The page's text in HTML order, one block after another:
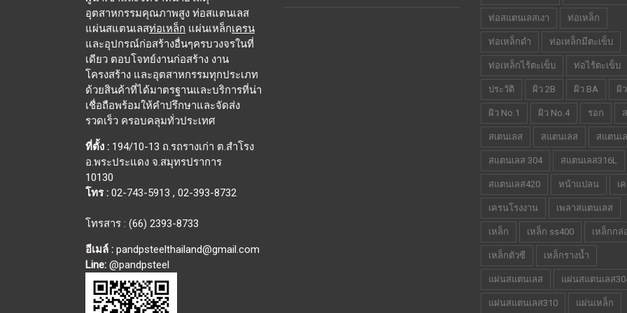
อุตสาหกรรมคุณภาพสูง ท่อสแตนเลส
แผ่นสแตนเลสท่อเหล็ก แผ่นเหล็กเครน
และอุปกรณ์ก่อสร้างอื่นๆครบวงจรในที่
เดียว ตอบโจทย์งานก่อสร้าง งาน
โครงสร้าง และอุตสาหกรรมทุกประเภท
ด้วยสินค้าที่ได้มาตรฐานและบริการที่น่า
เชื่อถือพร้อมให้คำปรึกษาและจัดส่ง
รวดเร็ว ครอบคลุมทั่วประเทศ
ที่ตั้ง : 194/10-13 ถ.รถรางเก่า ต.สำโรง
อ.พระประแดง จ.สมุทรปราการ
10130
โทร : 02-743-5913 , 02-393-8732
โทรสาร : (66) 2393-8733
อีเมล์ : pandpsteelthailand@gmail.com
Line: @pandpsteel
ท่อสแตนเลสเงา ท่อเหล็ก
ท่อเหล็กดำ ท่อเหล็กมีตะเข็บ
ท่อเหล็กไร้ตะเข็บ ท่อไร้ตะเข็บ
ประวัติ ผิว 2B ผิว BA ผิ
ผิว No.1 ผิว No.4 รอก
สเตนเลส สแตนเลส สแตนเ
สแตนเลส 304 สแตนเลส316L
สแตนเลส420 หน้าแปลน เ
เครนโรงงาน เพลาสแตนเลส
เหล็ก เหล็ก ss400 เหล็กกล่
เหล็กตัวซี เหล็กรางน้ำ
แผ่นสแตนเลส แผ่นสแตนเลส
แผ่นสแตนเลส310 แผ่นเหล็ก